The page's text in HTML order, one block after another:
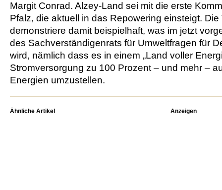
Margit Conrad. Alzey-Land sei mit die erste
Pfalz, die aktuell in das Repowering einsteigt.
demonstriere damit beispielhaft, was im jetzt
des Sachverständigenrats für Umweltfragen für
wird, nämlich dass es in einem „Land voller
Stromversorgung zu 100 Prozent – und mehr –
Energien umzustellen.
Ähnliche Artikel Anzeigen